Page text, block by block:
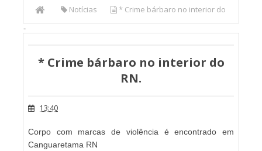
Notícias * Crime bárbaro no interior do
RN.
-
* Crime bárbaro no interior do
RN.
13:40
Corpo com marcas de violência é encontrado em
Canguaretama RN